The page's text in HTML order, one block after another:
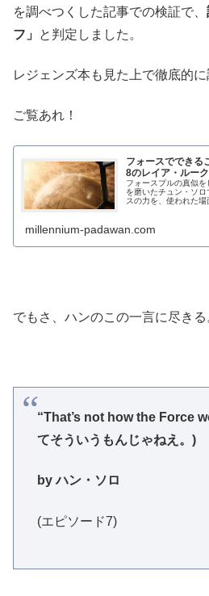
を調べつくした記事での検証で、
フ」
と判定しました。
レジェンズ本も見た上で徹底的に
ご覧あれ！
フォースでできる
8のレイア・ルー
フォースプルの真似
を磨いたチュン・ソ
スの力を、使われた場
millennium-padawan.com
でもさ、ハンのこの一言に尽きる
“That’s not how the Force
てそういうもんじゃねえ。)
by ハン・ソロ
(エピソード7)